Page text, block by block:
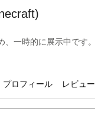
一時的に展示中です。
プロフィール レビュー